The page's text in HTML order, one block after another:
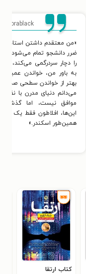
aurorablack
«من معتقدم داشتن استادان
ضرر دانشجو تمام می‌شود و
را دچار سردرگمی می‌کند،
به باور من، خواندن عمیق
بهتر از خواندن سطحی صد
می‌دانم دنیای مدرن با نظر
موافق نیست، اما
این‌ها، افلاطون فقط یک
همین‌طور اسکندر.»
کتاب ارتقا